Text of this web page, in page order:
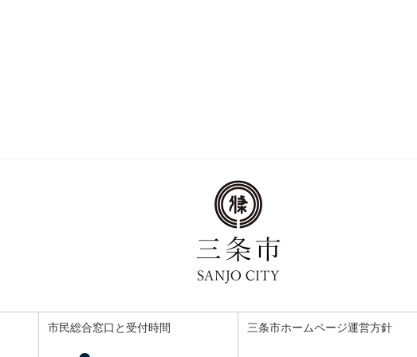
市民総合窓口と受付時間 三条市ホームページ運営方針